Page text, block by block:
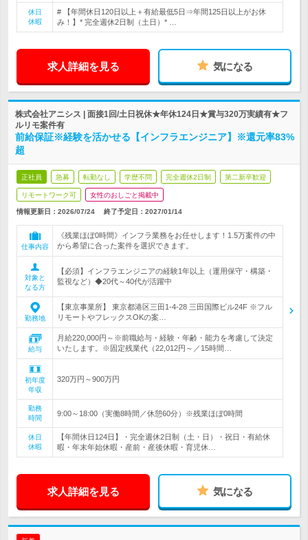
休日
休暇
# 【年間休日120日以上＋有給最低5日⇒年間125日以上がお休
み！】* 完全週休2日制（土日）* …
求人詳細を見る 気になる
株式会社アニシス | 面接1回/土日祝休★年休124日★賞与320万実績有★フ
ルリモ案件有
前給保証※経験を活かせる【インフラエンジニア】※還元率83%
超
正社員 急募 転勤なし 学歴不問 完全週休2日制 第二新卒歓迎
リモートワーク可 女性のおしごと掲載中
情報更新日：2026/07/24 終了予定日： 2027/01/14
仕事内容
《残業ほぼ0時間》インフラ業務をお任せします！1.5万案件の中
から希望に合った案件を選択できます。
対象と
なる方
【必須】インフラエンジニアの経験1年以上（運用保守・構築・
監視など）◆20代～40代が活躍中
勤務地
【東京事業所】 東京都港区三田1-4-28 三田国際ビル24F ※フル
リモートやフレックスOKの案…
給与
月給220,000円～※前職給与・経験・年齢・能力を考慮して決定
いたします。※固定残業代（22,012円～／15時間…
初年度
年収
320万円～900万円
勤務
時間
9:00～18:00（実働8時間／休憩60分）※残業ほぼ0時間
休日
休暇
【年間休日124日】・完全週休2日制（土・日）・祝日・有給休
暇・年末年始休暇・産前・産後休暇・育児休…
求人詳細を見る 気になる